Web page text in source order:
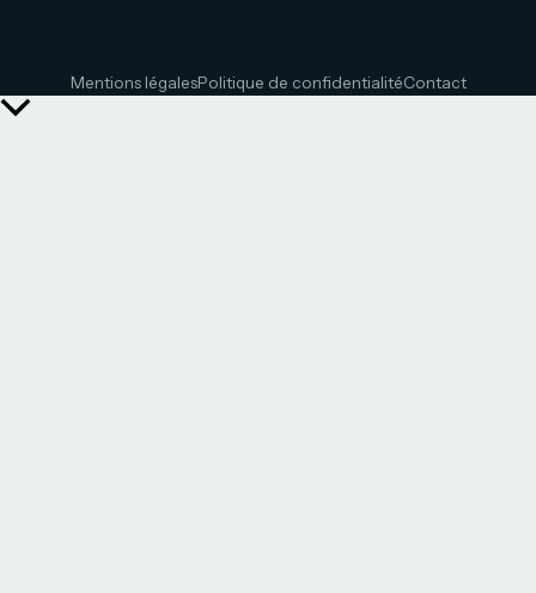
Mentions légalesPolitique de confidentialitéContact